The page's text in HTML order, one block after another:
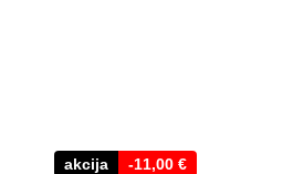
akcija -11,00 €